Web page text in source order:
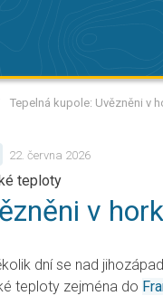
Tepelná kupole: Uvězněni v
22. června 2026
teploty
v
dní se nad
teploty zejména do